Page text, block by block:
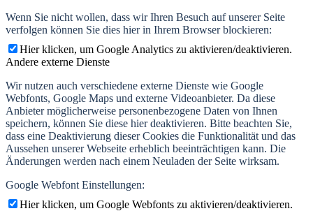
Wenn Sie nicht wollen, dass wir Ihren Besuch auf unserer Seite
verfolgen können Sie dies hier in Ihrem Browser blockieren:
Hier klicken, um Google Analytics zu aktivieren/deaktivieren.
Andere externe Dienste
Wir nutzen auch verschiedene externe Dienste wie Google
Webfonts, Google Maps und externe Videoanbieter. Da diese
Anbieter möglicherweise personenbezogene Daten von Ihnen
speichern, können Sie diese hier deaktivieren. Bitte beachten Sie,
dass eine Deaktivierung dieser Cookies die Funktionalität und das
Aussehen unserer Webseite erheblich beeinträchtigen kann. Die
Änderungen werden nach einem Neuladen der Seite wirksam.
Google Webfont Einstellungen:
Hier klicken, um Google Webfonts zu aktivieren/deaktivieren.